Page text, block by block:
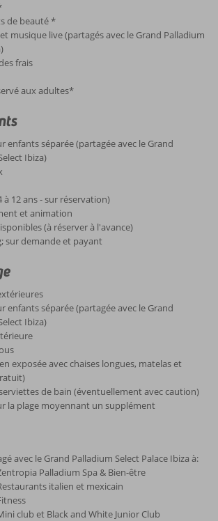
de beauté *
musique live (partagés avec le Grand Palladium
frais
aux adultes*
enfants séparée (partagée avec le Grand
Ibiza)
à 12 ans - sur réservation)
et animation
(à réserver à l'avance)
sur demande et payant
enfants séparée (partagée avec le Grand
Ibiza)
exposée avec chaises longues, matelas et
de bain (éventuellement avec caution)
la plage moyennant un supplément
avec le Grand Palladium Select Palace Ibiza à:
Palladium Spa & Bien-être
italien et mexicain
club et Black and White Junior Club